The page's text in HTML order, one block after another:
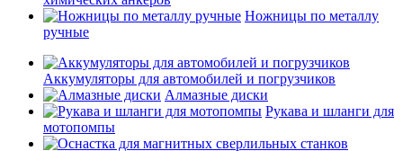
Ножницы по металлу
ручные
Аккумуляторы для автомобилей и погрузчиков
Алмазные диски
Рукава и шланги для
мотопомпы